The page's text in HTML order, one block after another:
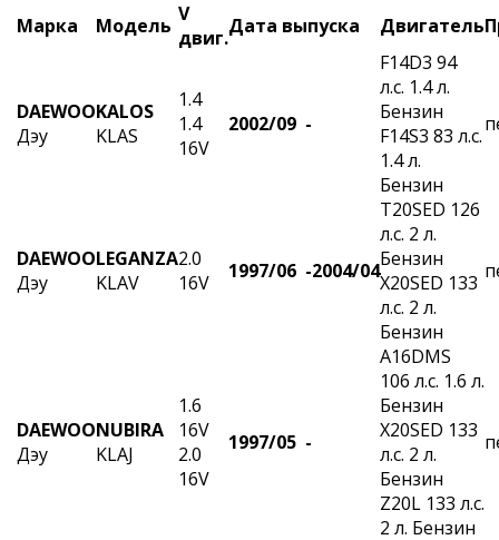
Марка Модель V
двиг.Дата выпуска Двигатель
DAEWOO
Дэу
KALOS
KLAS
1.4
1.4
16V
2002/09 -
F14D3 94
л.с. 1.4 л.
Бензин
F14S3 83 л.с.
1.4 л.
Бензин
DAEWOO
Дэу
LEGANZA
KLAV
2.0
16V
1997/06 -2004/04
T20SED 126
л.с. 2 л.
Бензин
X20SED 133
л.с. 2 л.
Бензин
DAEWOO
Дэу
NUBIRA
KLAJ
1.6
16V
2.0
16V
1997/05 -
A16DMS
106 л.с. 1.6 л.
Бензин
X20SED 133
л.с. 2 л.
Бензин
Z20L 133 л.с.
2 л. Бензин